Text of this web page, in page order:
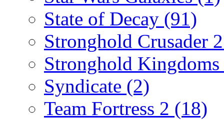
State of Decay (91)
Stronghold Crusader
Stronghold Kingdoms
Syndicate (2)
Team Fortress 2 (18)